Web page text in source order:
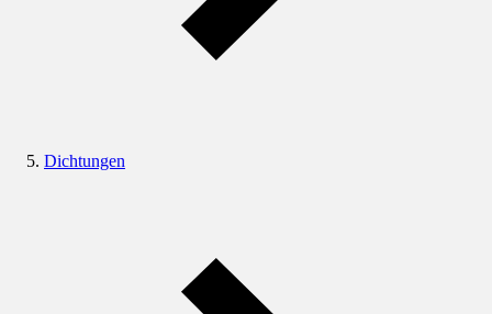
Dichtungen